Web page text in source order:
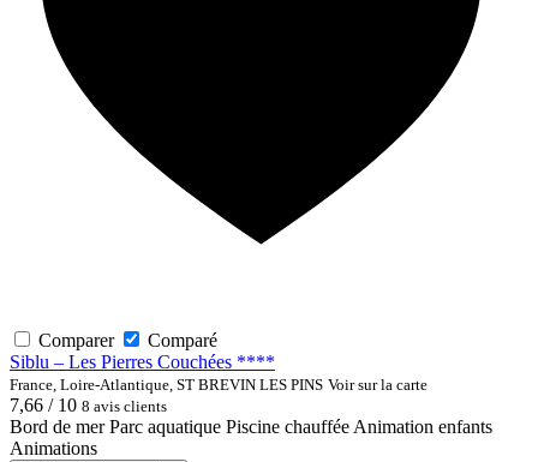
Comparer
Comparé
Siblu – Les Pierres Couchées ****
France, Loire-Atlantique, ST BREVIN LES PINS Voir sur la carte
7,66 / 10 8 avis clients
Bord de mer Parc aquatique Piscine chaufféeAnimation enfants
Animations